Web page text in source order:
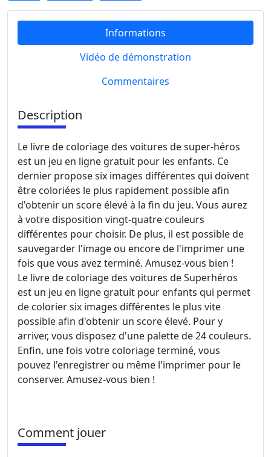
Informations
Vidéo de démonstration
Commentaires
Description
Le livre de coloriage des voitures de super-héros
est un jeu en ligne gratuit pour les enfants. Ce
dernier propose six images différentes qui doivent
être coloriées le plus rapidement possible afin
d'obtenir un score élevé à la fin du jeu. Vous aurez
à votre disposition vingt-quatre couleurs
différentes pour choisir. De plus, il est possible de
sauvegarder l'image ou encore de l'imprimer une
fois que vous avez terminé. Amusez-vous bien !
Le livre de coloriage des voitures de Superhéros
est un jeu en ligne gratuit pour enfants qui permet
de colorier six images différentes le plus vite
possible afin d'obtenir un score élevé. Pour y
arriver, vous disposez d'une palette de 24 couleurs.
Enfin, une fois votre coloriage terminé, vous
pouvez l'enregistrer ou même l'imprimer pour le
conserver. Amusez-vous bien !
Comment jouer